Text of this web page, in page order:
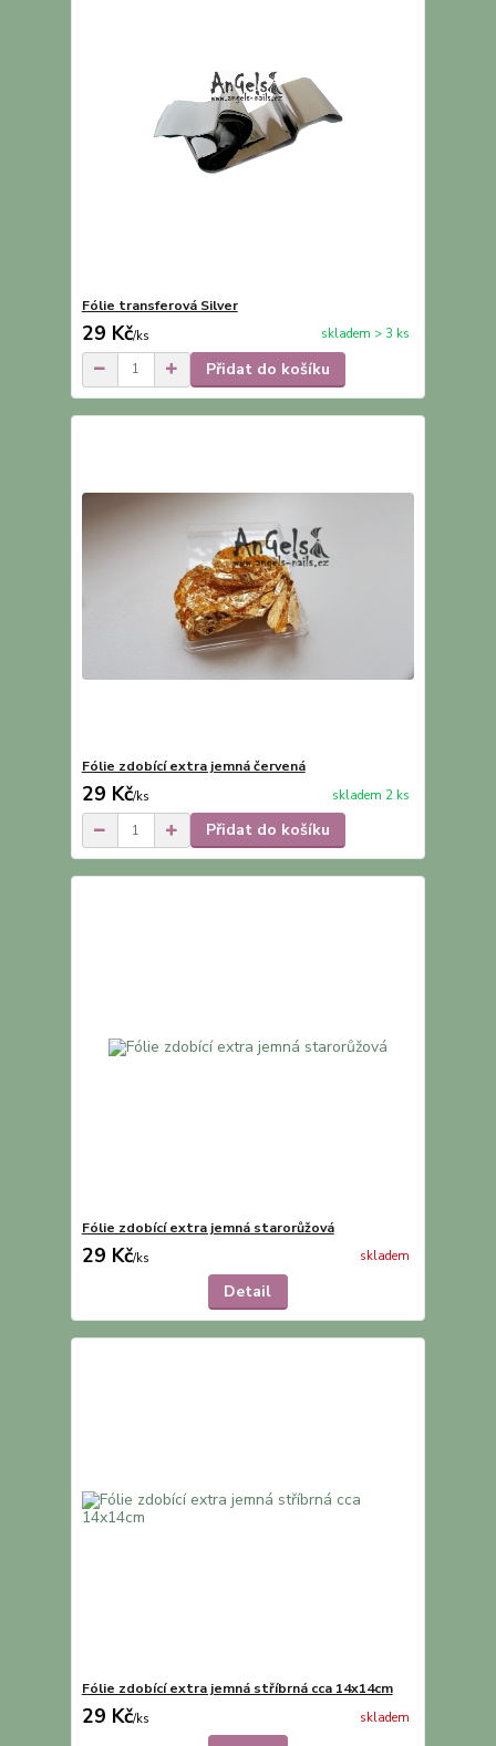
Fólie transferová Silver
29 Kč/ks skladem > 3 ks
Přidat do košíku
Fólie zdobící extra jemná červená
29 Kč/ks skladem 2 ks
Přidat do košíku
Fólie zdobící extra jemná starorůžová
29 Kč/ks skladem
Detail
Fólie zdobící extra jemná stříbrná cca 14x14cm
29 Kč/ks skladem